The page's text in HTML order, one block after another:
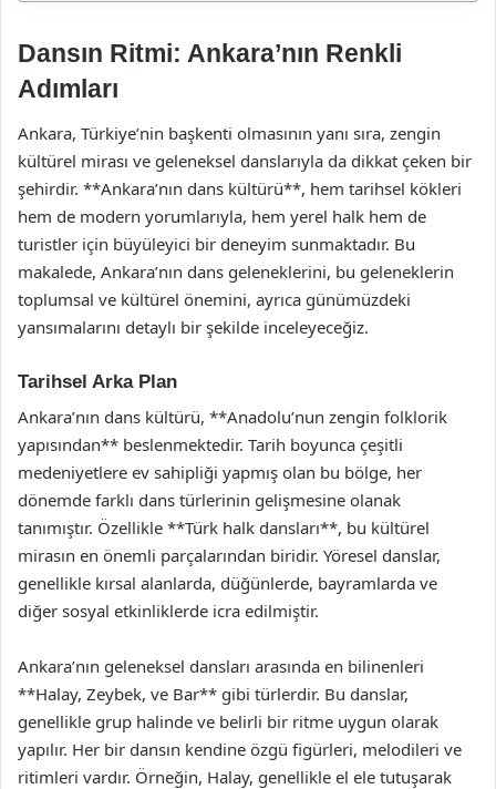
Dansın Ritmi: Ankara’nın Renkli
Adımları
Ankara, Türkiye’nin başkenti olmasının yanı sıra, zengin
kültürel mirası ve geleneksel danslarıyla da dikkat çeken bir
şehirdir. **Ankara’nın dans kültürü**, hem tarihsel kökleri
hem de modern yorumlarıyla, hem yerel halk hem de
turistler için büyüleyici bir deneyim sunmaktadır. Bu
makalede, Ankara’nın dans geleneklerini, bu geleneklerin
toplumsal ve kültürel önemini, ayrıca günümüzdeki
yansımalarını detaylı bir şekilde inceleyeceğiz.
Tarihsel Arka Plan
Ankara’nın dans kültürü, **Anadolu’nun zengin folklorik
yapısından** beslenmektedir. Tarih boyunca çeşitli
medeniyetlere ev sahipliği yapmış olan bu bölge, her
dönemde farklı dans türlerinin gelişmesine olanak
tanımıştır. Özellikle **Türk halk dansları**, bu kültürel
mirasın en önemli parçalarından biridir. Yöresel danslar,
genellikle kırsal alanlarda, düğünlerde, bayramlarda ve
diğer sosyal etkinliklerde icra edilmiştir.
Ankara’nın geleneksel dansları arasında en bilinenleri
**Halay, Zeybek, ve Bar** gibi türlerdir. Bu danslar,
genellikle grup halinde ve belirli bir ritme uygun olarak
yapılır. Her bir dansın kendine özgü figürleri, melodileri ve
ritimleri vardır. Örneğin, Halay, genellikle el ele tutuşarak